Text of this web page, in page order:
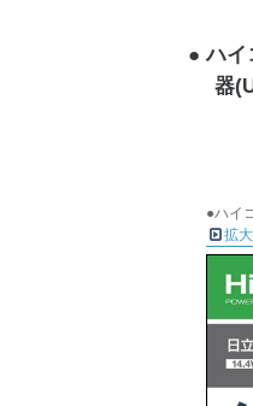
ハイ
器
●ハイ
拡